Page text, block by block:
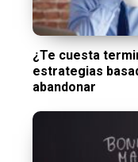
¿Te cuesta
estrategias
abandonar